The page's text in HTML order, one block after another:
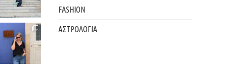
FASHION
ΑΣΤΡΟΛΟΓΙΑ